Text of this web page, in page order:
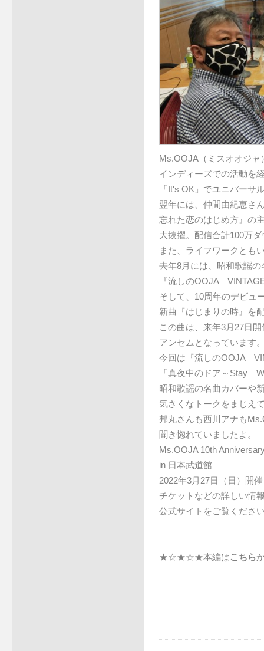
Ms.OOJA（ミスオオジャ
インディーズでの活動を
「It's OK」でユニバーサ
翌年には、仲間由紀恵
忘れた恋のはじめ方』の
大抜擢。配信合計100万
また、ライフワークとも
去年8月には、昭和歌謡
『流しのOOJA
そして、10周年のデビュ
新曲『はじまりの時』を
この曲は、来年3月27日
アンセムとなっています
今回は『流しのOOJA
「真夜中のドア～Stay
昭和歌謡の名曲カバーや
気さくなトークをまじえ
邦丸さんも西川アナも
聞き惚れていましたよ。
Ms.OOJA 10th
in 日本武道館
2022年3月27日（日）開催
チケットなどの詳しい情
公式サイトをご覧くださ
★☆★☆★本編はこちら